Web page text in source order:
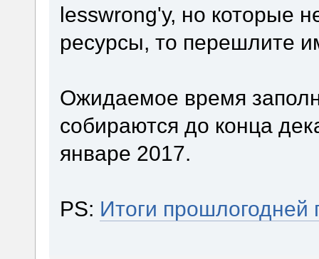
lesswrong'у, но которые
ресурсы, то перешлите
Ожидаемое время
собираются до конца
январе 2017.
PS: Итоги прошлогодней